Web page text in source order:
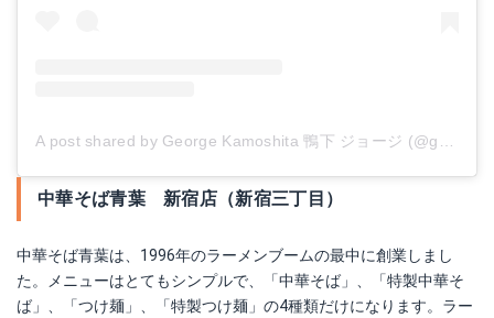
中華そば青葉 新宿店（新宿三丁目）
中華そば青葉は、1996年のラーメンブームの最中に創業しまし
た。メニューはとてもシンプルで、「中華そば」、「特製中華そ
ば」、「つけ麺」、「特製つけ麺」の4種類だけになります。ラー